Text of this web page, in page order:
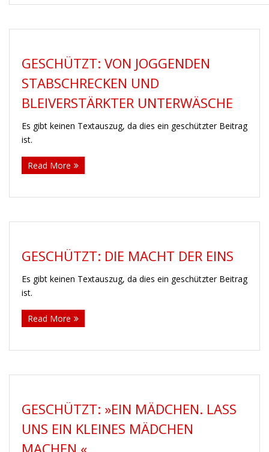
GESCHÜTZT: VON JOGGENDEN
STABSCHRECKEN UND
BLEIVERSTÄRKTER UNTERWÄSCHE
Es gibt keinen Textauszug, da dies ein geschützter Beitrag
ist.
Read More
GESCHÜTZT: DIE MACHT DER EINS
Es gibt keinen Textauszug, da dies ein geschützter Beitrag
ist.
Read More
GESCHÜTZT: »EIN MÄDCHEN. LASS
UNS EIN KLEINES MÄDCHEN
MACHEN.«